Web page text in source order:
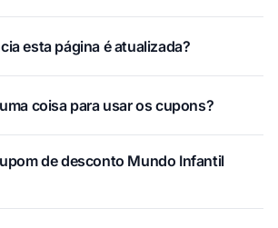
esta página é atualizada?
coisa para usar os cupons?
de desconto Mundo Infantil